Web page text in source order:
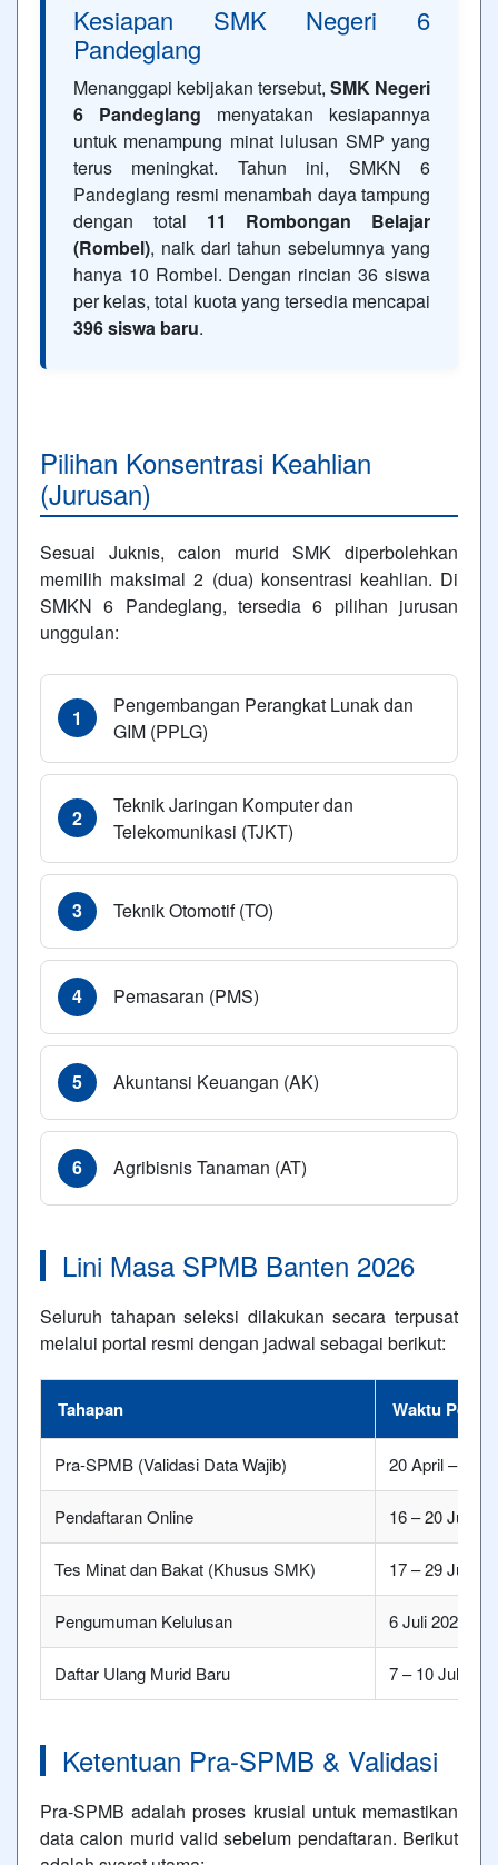
Kesiapan SMK Negeri 6
Pandeglang
Menanggapi kebijakan tersebut, SMK Negeri
6 Pandeglang menyatakan kesiapannya
untuk menampung minat lulusan SMP yang
terus meningkat. Tahun ini, SMKN 6
Pandeglang resmi menambah daya tampung
dengan total 11 Rombongan Belajar
(Rombel), naik dari tahun sebelumnya yang
hanya 10 Rombel. Dengan rincian 36 siswa
per kelas, total kuota yang tersedia mencapai
396 siswa baru.
Pilihan Konsentrasi Keahlian
(Jurusan)
Sesuai Juknis, calon murid SMK diperbolehkan
memilih maksimal 2 (dua) konsentrasi keahlian. Di
SMKN 6 Pandeglang, tersedia 6 pilihan jurusan
unggulan:
1
Pengembangan Perangkat Lunak dan
GIM (PPLG)
2
Teknik Jaringan Komputer dan
Telekomunikasi (TJKT)
3 Teknik Otomotif (TO)
4 Pemasaran (PMS)
5 Akuntansi Keuangan (AK)
6 Agribisnis Tanaman (AT)
Lini Masa SPMB Banten 2026
Seluruh tahapan seleksi dilakukan secara terpusat
melalui portal resmi dengan jadwal sebagai berikut:
Tahapan Waktu
Pra-SPMB (Validasi Data Wajib) 20 April – 31
Pendaftaran Online 16 – 20 Juni
Tes Minat dan Bakat (Khusus SMK) 17 – 29 Juni
Pengumuman Kelulusan 6 Juli 2026
Daftar Ulang Murid Baru 7 – 10 Juli
Ketentuan Pra-SPMB & Validasi
Pra-SPMB adalah proses krusial untuk memastikan
data calon murid valid sebelum pendaftaran. Berikut